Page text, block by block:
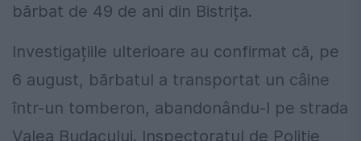
bărbat de 49 de ani din Bistrița.
Investigațiile ulterioare au confirmat că, pe
6 august, bărbatul a transportat un câine
într-un tomberon, abandonându-l pe strada
Valea Budacului. Inspectoratul de Poliție